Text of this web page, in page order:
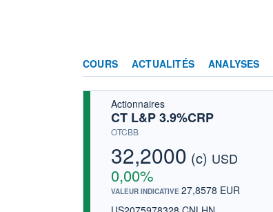
COURS ACTUALITÉS ANALYSES
Actionnaires
CT L&P 3.9%CRP
OTCBB
32,2000 (c) USD
0,00%
VALEUR INDICATIVE 27,8578 EUR